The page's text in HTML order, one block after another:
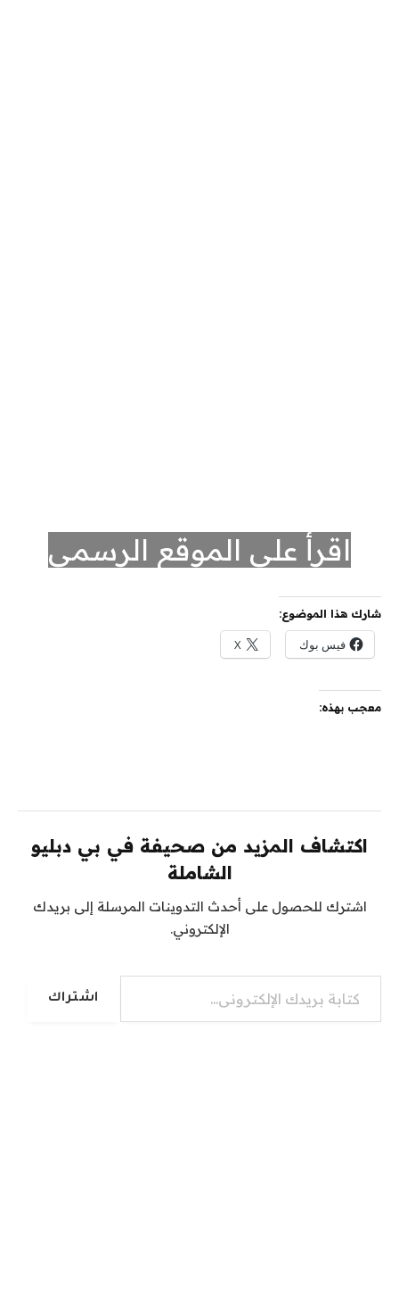
اقرأ على الموقع الرسمي
شارك هذا الموضوع:
فيس بوك X
معجب بهذه:
اكتشاف المزيد من صحيفة في بي دبليو
الشاملة
اشترك للحصول على أحدث التدوينات المرسلة إلى بريدك
الإلكتروني.
كتابة بريدك الإلكتروني...
اشتراك